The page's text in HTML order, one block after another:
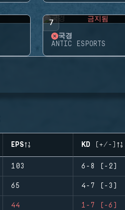
7 금지됨
국경
ANTIC ESPORTS
EPS KD (+/-)
103 6-8 (-2)
65 4-7 (-3)
44 1-7 (-6)